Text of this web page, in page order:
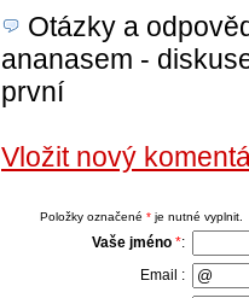
Otázky a
ananasem -
první
Vložit nový
Položky označené *je nutné vyplnit.
Vaše jméno *:
Email :